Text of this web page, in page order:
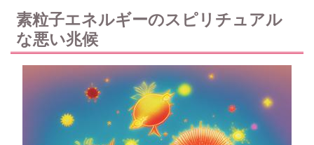
素粒子エネルギーのスピリチュアル
な悪い兆候